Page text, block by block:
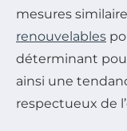
mesures
renouvelables
déterminant
ainsi une
respectueux de